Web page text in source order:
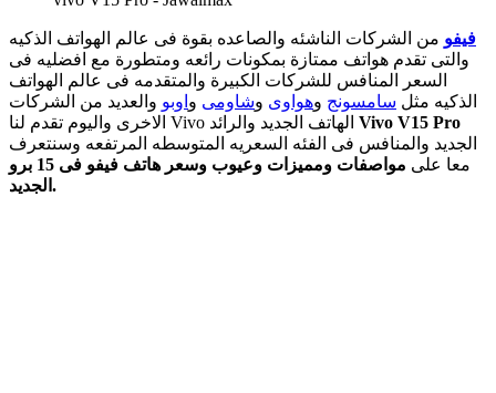
فيفو من الشركات الناشئه والصاعده بقوة فى عالم الهواتف الذكيه
والتى تقدم هواتف ممتازة بمكونات رائعه ومتطورة مع افضليه فى
السعر المنافس للشركات الكبيرة والمتقدمه فى عالم الهواتف
الذكيه مثل سامسونج وهواوى وشاومى و اوبو والعديد من الشركات
Vivo V15 Pro
الجديد والمنافس فى الفئه السعريه المتوسطه المرتفعه وسنتعرف
معا على
مواصفات ومميزات وعيوب وسعر هاتف فيفو فى 15 برو
الجديد.